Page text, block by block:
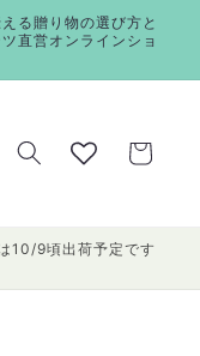
る贈り物の選び方と
直営オンラインショ
ー
10/9頃出荷予定です